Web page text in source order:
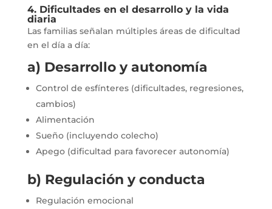
4. Dificultades en el desarrollo y la vida
diaria
Las familias señalan múltiples áreas de dificultad
en el día a día:
a) Desarrollo y autonomía
Control de esfínteres (dificultades, regresiones,
cambios)
Alimentación
Sueño (incluyendo colecho)
Apego (dificultad para favorecer autonomía)
b) Regulación y conducta
Regulación emocional